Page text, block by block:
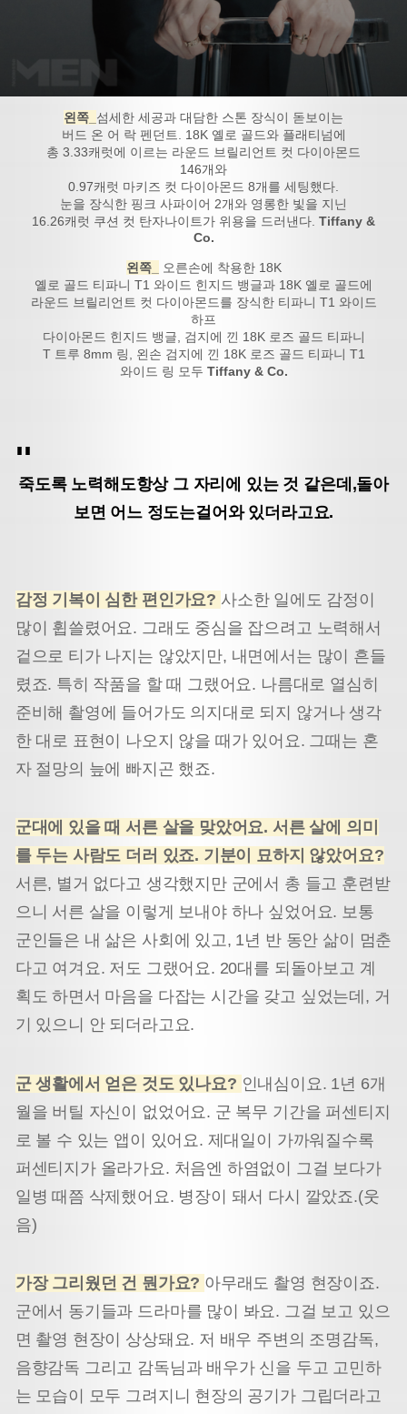
왼쪽_ 섬세한 세공과 대담한 스톤 장식이 돋보이는
버드 온 어 락 펜던트. 18K 옐로 골드와 플래티넘에
총 3.33캐럿에 이르는 라운드 브릴리언트 컷 다이아몬드
146개와
0.97캐럿 마키즈 컷 다이아몬드 8개를 세팅했다.
눈을 장식한 핑크 사파이어 2개와 영롱한 빛을 지닌
16.26캐럿 쿠션 컷 탄자나이트가 위용을 드러낸다. Tiffany &
Co.
왼쪽_
오른손에 착용한 18K
옐로 골드 티파니 T1 와이드 힌지드 뱅글과 18K 옐로 골드에
라운드 브릴리언트 컷 다이아몬드를 장식한 티파니 T1 와이드
하프
다이아몬드 힌지드 뱅글, 검지에 낀 18K 로즈 골드 티파니
T 트루 8mm 링, 왼손 검지에 낀 18K 로즈 골드 티파니 T1
와이드 링 모두 Tiffany & Co.
죽도록 노력해도항상 그 자리에 있는 것 같은데,돌아
보면 어느 정도는걸어와 있더라고요.
감정 기복이 심한 편인가요? 사소한 일에도 감정이
많이 휩쓸렸어요. 그래도 중심을 잡으려고 노력해서
겉으로 티가 나지는 않았지만, 내면에서는 많이 흔들
렸죠. 특히 작품을 할 때 그랬어요. 나름대로 열심히
준비해 촬영에 들어가도 의지대로 되지 않거나 생각
한 대로 표현이 나오지 않을 때가 있어요. 그때는 혼
자 절망의 늪에 빠지곤 했죠.
군대에 있을 때 서른 살을 맞았어요. 서른 살에 의미
를 두는 사람도 더러 있죠. 기분이 묘하지 않았어요?
서른, 별거 없다고 생각했지만 군에서 총 들고 훈련받
으니 서른 살을 이렇게 보내야 하나 싶었어요. 보통
군인들은 내 삶은 사회에 있고, 1년 반 동안 삶이 멈춘
다고 여겨요. 저도 그랬어요. 20대를 되돌아보고 계
획도 하면서 마음을 다잡는 시간을 갖고 싶었는데, 거
기 있으니 안 되더라고요.
군 생활에서 얻은 것도 있나요? 인내심이요. 1년 6개
월을 버틸 자신이 없었어요. 군 복무 기간을 퍼센티지
로 볼 수 있는 앱이 있어요. 제대일이 가까워질수록
퍼센티지가 올라가요. 처음엔 하염없이 그걸 보다가
일병 때쯤 삭제했어요. 병장이 돼서 다시 깔았죠.(웃
음)
가장 그리웠던 건 뭔가요? 아무래도 촬영 현장이죠.
군에서 동기들과 드라마를 많이 봐요. 그걸 보고 있으
면 촬영 현장이 상상돼요. 저 배우 주변의 조명감독,
음향감독 그리고 감독님과 배우가 신을 두고 고민하
는 모습이 모두 그려지니 현장의 공기가 그립더라고